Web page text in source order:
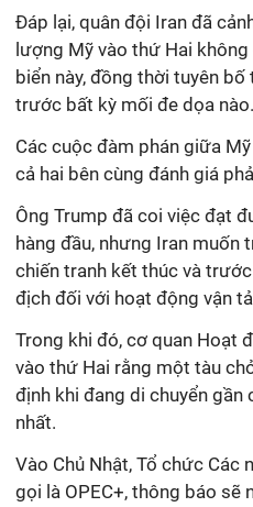
Đáp lại, quân đội Iran đã
lượng Mỹ vào thứ Hai
biển này, đồng thời tuyên
trước bất kỳ mối đe dọa nào.
Các cuộc đàm phán giữa
cả hai bên cùng đánh giá
Ông Trump đã coi việc đạt
hàng đầu, nhưng Iran muốn
chiến tranh kết thúc và
địch đối với hoạt động vận
Trong khi đó, cơ quan Hoạt
vào thứ Hai rằng một tàu
định khi đang di chuyển gần
nhất.
Vào Chủ Nhật, Tổ chức Các
gọi là OPEC+, thông báo